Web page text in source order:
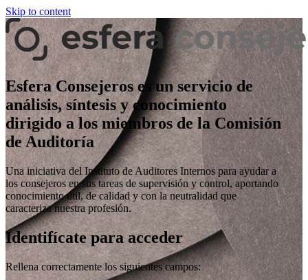
Skip to content
Esfera Consejeros es un servicio de
análisis, síntesis y conocimiento
dirigido a los miembros de la Comisión
de Auditoría
Una iniciativa del Instituto de Auditores Internos para ayudar a
los consejeros en sus tareas de supervisión y control, aportando
conocimiento útil, de calidad y con la neutralidad que
caracteriza nuestra profesión.
Identifícate para acceder
Rellena correctamente los siguientes campos: